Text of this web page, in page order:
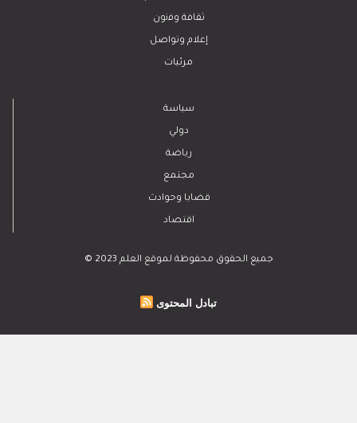
أدخل بريدك الإلكتروني للتوصل بآخر الأخبار
العلم
للإشهار
أركان
الحياة والصحة